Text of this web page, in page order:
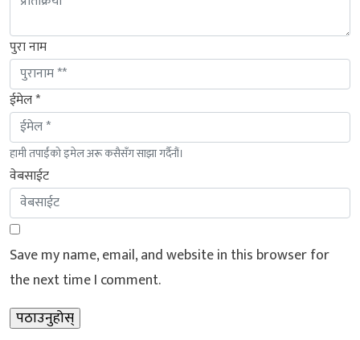
पुरा नाम
ईमेल *
हामी तपाईंको इमेल अरू कसैसँग साझा गर्दैनौं।
वेबसाईट
Save my name, email, and website in this browser for
the next time I comment.